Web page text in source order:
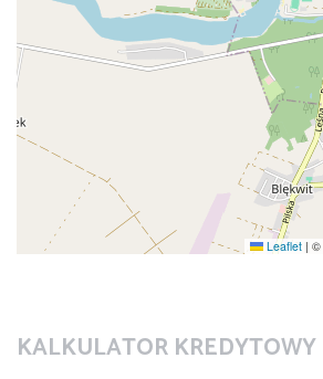
Leaflet | ©
KALKULATOR KREDYTOWY